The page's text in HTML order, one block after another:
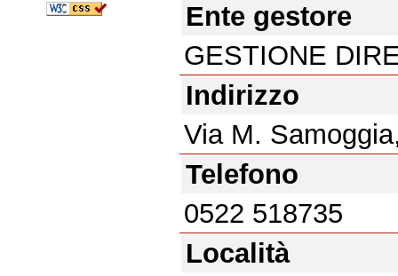
Ente gestore
GESTIONE
Indirizzo
Via M.
Telefono
0522 518735
Località